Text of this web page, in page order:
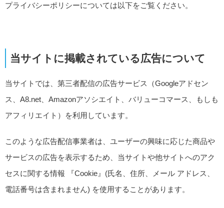
プライバシーポリシーについては以下をご覧ください。
当サイトに掲載されている広告について
当サイトでは、第三者配信の広告サービス（Googleアドセン
ス、A8.net、Amazonアソシエイト、バリューコマース、もしも
アフィリエイト）を利用しています。
このような広告配信事業者は、ユーザーの興味に応じた商品や
サービスの広告を表示するため、当サイトや他サイトへのアク
セスに関する情報 『Cookie』(氏名、住所、メール アドレス、
電話番号は含まれません) を使用することがあります。